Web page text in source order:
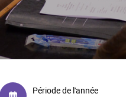
Période de l'année